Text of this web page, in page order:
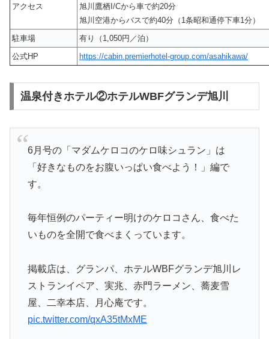
アクセス
旭川鷹栖I/Cから車で約20分
旭川空港からバスで約40分（1条昭和通停下車1分）
駐車場
有り（1,050円／泊）
公式HP
https://cabin.premierhotel-group.com/asahikawa/
温泉付きホテル②ホテルWBFグランデ旭川
6月号の「マダムケロコのケロ味シュラン」は
「好きなものをお腹いっぱい食べよう！」編で
す。
毎年恒例のパーティー明けのケロコさん、食べた
いものを全開で食べまくっています。
掲載店は、グランパ、ホテルWBFグランデ旭川レ
ストランイペア、実兆、赤門ラーメン、蕎麦雪
屋、二幸本店、月心庵です。
pic.twitter.com/qxA35tMxME